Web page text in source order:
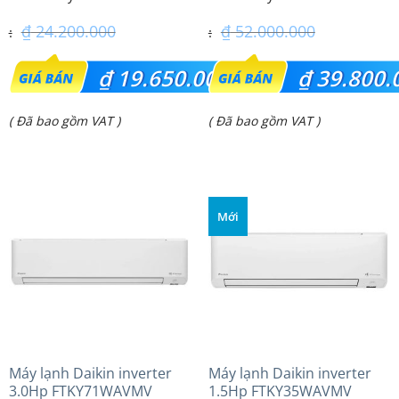
₫24.200.000
Giá
gốc
là:
₫19.650.000
Giá
₫ 19.650.000.
( Đã bao gồm VAT )
43PRH1H8 – 3 Pha
₫52.000.000
Giá
gốc
là:
₫
Giá
₫ 39.800.000.
( Đã bao gồm VAT )
Máy lạnh Daikin inverter
3.0Hp FTKY71WAVMV
Mới
Máy lạnh Daikin inverter
1.5Hp FTKY35WAVMV